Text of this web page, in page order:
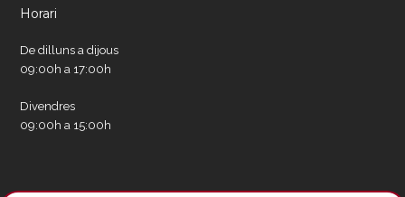
Horari
De dilluns a dijous
09:00h a 17:00h
Divendres
09:00h a 15:00h